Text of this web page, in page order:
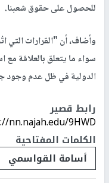
للحصول على حقوق شعبنا.
وأضاف، أن "القرارات التي
سواء ما يتعلق بالعلاقة
الدولية في ظل عدم وجود
رابط قصير
nn.najah.edu/9HWD/
الكلمات المفتاحية
أسامة القواسمي